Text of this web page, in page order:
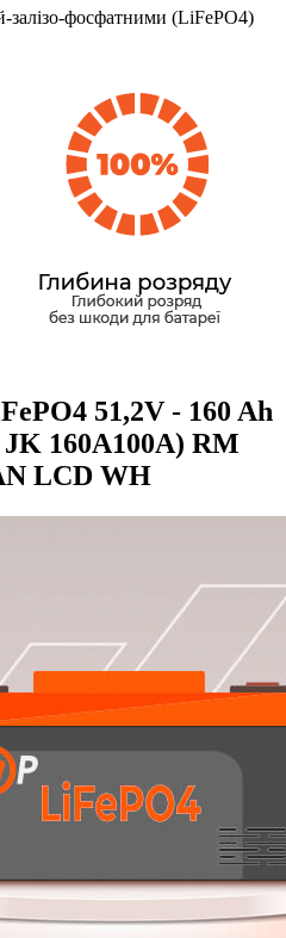
залізо-фосфатними (LiFePO4)
51,2V - 160 Ah
160A100А) RM
LCD WH